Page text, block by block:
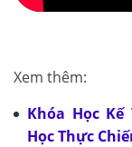
Xem thêm:
Khóa Học
Học Thực